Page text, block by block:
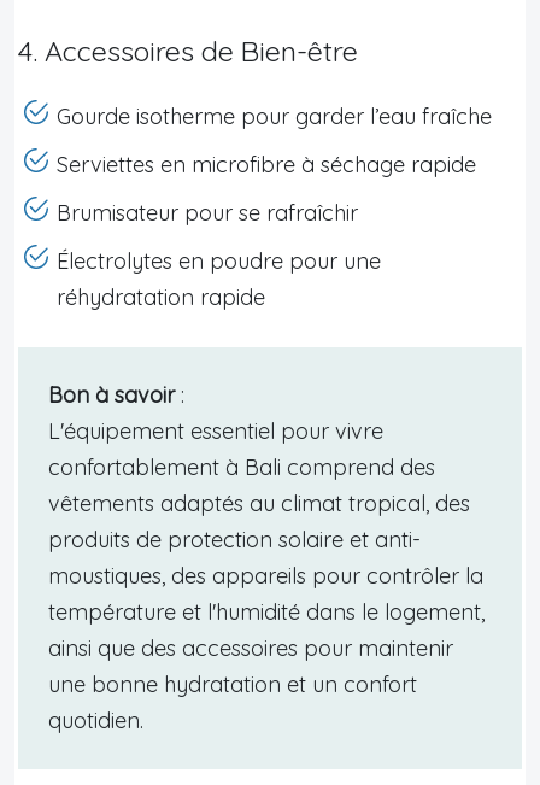
4. Accessoires de Bien-être
Gourde isotherme pour garder l’eau fraîche
Serviettes en microfibre à séchage rapide
Brumisateur pour se rafraîchir
Électrolytes en poudre pour une
réhydratation rapide
Bon à savoir:
L'équipement essentiel pour vivre
confortablement à Bali comprend des
vêtements adaptés au climat tropical, des
produits de protection solaire et anti-
moustiques, des appareils pour contrôler la
température et l'humidité dans le logement,
ainsi que des accessoires pour maintenir
une bonne hydratation et un confort
quotidien.